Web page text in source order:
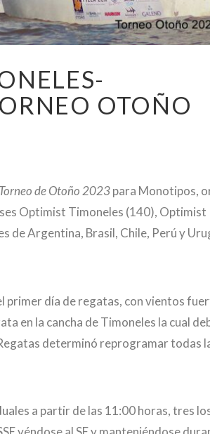
OTOÑO
de Otoño 2023para Monotipos,
Optimist Timoneles (140),
de Argentina, Brasil, Chile, Perú y
primer día de regatas, con vientos
en la cancha de Timoneles la cual
determinó reprogramar todas
a partir de las 11:00 horas, tres